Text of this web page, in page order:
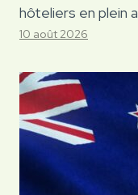
hôteliers en plein
10 août 2026